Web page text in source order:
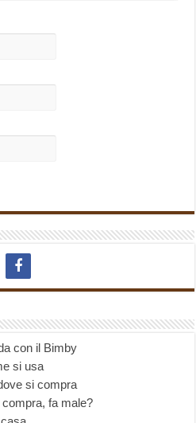
con il Bimby
si usa
si compra
compra, fa male?